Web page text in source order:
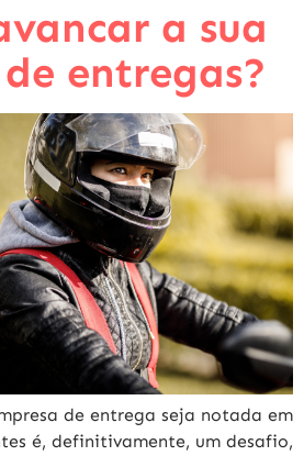
a sua
entregas?
de entrega seja notada em
é, definitivamente, um desafio,